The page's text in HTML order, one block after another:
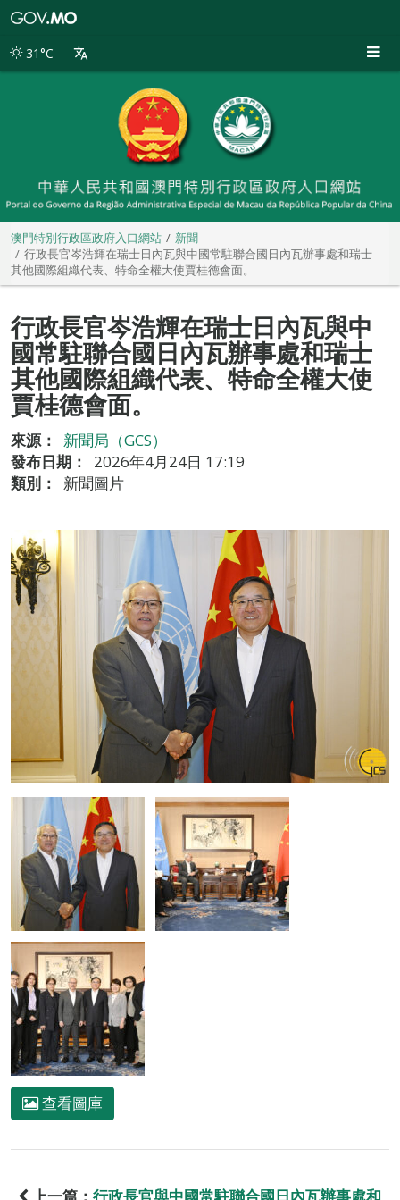
別
31°C
澳門特別行政區政府入口網站
新聞
行政長官岑浩輝在瑞士日內瓦與中國常駐聯合國日內瓦辦事處和瑞士
其他國際組織代表、特命全權大使賈桂德會面。
行政長官岑浩輝在瑞士日內瓦與中
國常駐聯合國日內瓦辦事處和瑞士
其他國際組織代表、特命全權大使
賈桂德會面。
來源：
新聞局（GCS）
發布日期：
2026年4月24日 17:19
類別：
新聞圖片
查看圖庫
上一篇： 行政長官與中國常駐聯合國日內瓦辦事處和